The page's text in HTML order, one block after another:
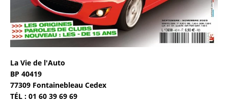
La Vie de l'Auto
BP 40419
77309 Fontainebleau Cedex
TÉL : 01 60 39 69 69